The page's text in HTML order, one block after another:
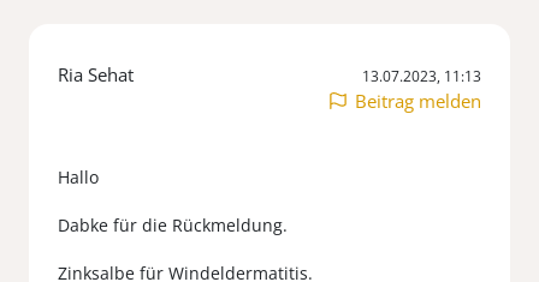
Ria Sehat 13.07.2023, 11:13
Beitrag melden
Hallo
Dabke für die Rückmeldung.